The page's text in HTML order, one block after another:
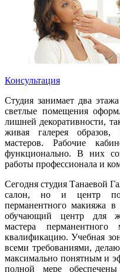
Консультация
Студия занимает два
светлые помещения
лишней декоративности,
живая галерея образов,
мастеров. Рабочие
функционально. В них
работы профессионала и
Сегодня студия Танаевой
салон, но и центр по
перманентного макияжа в
обучающий центр для
мастера
квалификацию. Учебная
всеми требованиями,
максимально понятным и
полной мере